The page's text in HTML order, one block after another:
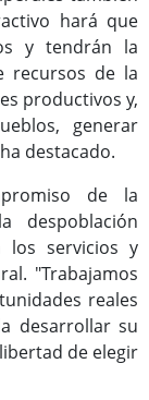
hará que
y tendrán la
recursos de la
productivos y,
generar
destacado.
de la
despoblación
los servicios y
"Trabajamos
reales
desarrollar su
de elegir